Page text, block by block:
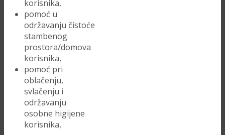
korisnika,
pomoć u
održavanju čistoće
stambenog
prostora/domova
korisnika,
pomoć pri
oblačenju,
svlačenju i
održavanju
osobne higijene
korisnika,